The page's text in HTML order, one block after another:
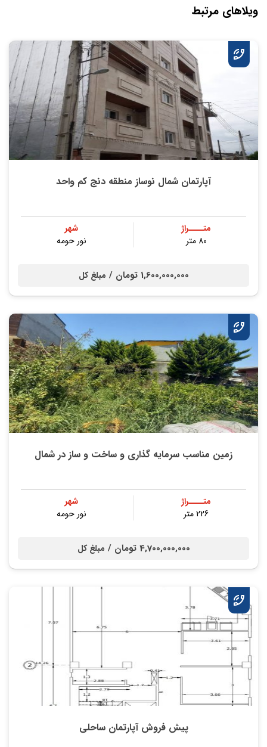
ویلاهای مرتبط
آپارتمان شمال نوساز منطقه دنج کم واحد
متــــراژ
80 متر
شهر
نور حومه
1,600,000,000 تومان / مبلغ کل
زمین مناسب سرمایه گذاری و ساخت و ساز در شمال
متــــراژ
226 متر
شهر
نور حومه
4,700,000,000 تومان / مبلغ کل
پیش فروش آپارتمان ساحلی